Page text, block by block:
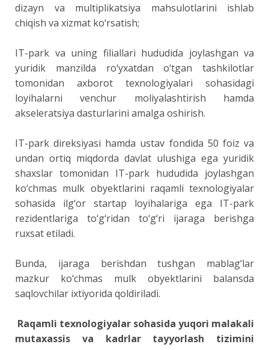
dizayn va multiplikatsiya mahsulotlarini ishlab
chiqish va xizmat ko‘rsatish;
IT-park va uning filiallari hududida joylashgan va
yuridik manzilda ro‘yxatdan o‘tgan tashkilotlar
tomonidan axborot texnologiyalari sohasidagi
loyihalarni venchur moliyalashtirish hamda
akseleratsiya dasturlarini amalga oshirish.
IT-park direksiyasi hamda ustav fondida 50 foiz va
undan ortiq miqdorda davlat ulushiga ega yuridik
shaxslar tomonidan IT-park hududida joylashgan
ko‘chmas mulk obyektlarini raqamli texnologiyalar
sohasida ilg‘or startap loyihalariga ega IT-park
rezidentlariga to‘g‘ridan to‘g‘ri ijaraga berishga
ruxsat etiladi.
Bunda, ijaraga berishdan tushgan mablag‘lar
mazkur ko‘chmas mulk obyektlarini balansda
saqlovchilar ixtiyorida qoldiriladi.
Raqamli texnologiyalar sohasida yuqori malakali
mutaxassis va kadrlar tayyorlash tizimini